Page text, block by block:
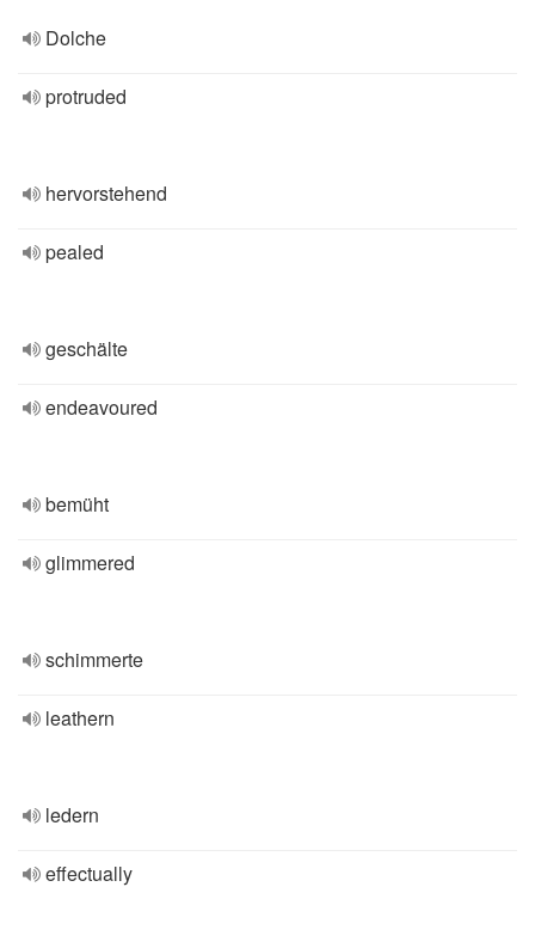
Dolche
protruded
hervorstehend
pealed
geschälte
endeavoured
bemüht
glimmered
schimmerte
leathern
ledern
effectually